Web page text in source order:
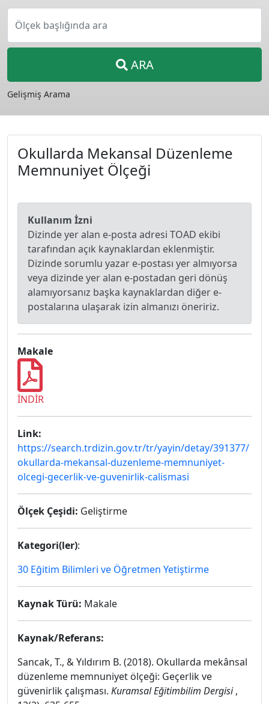
Ölçek başlığında ara
ARA
Gelişmiş Arama
Okullarda Mekansal Düzenleme
Memnuniyet Ölçeği
Kullanım İzni
Dizinde yer alan e-posta adresi TOAD ekibi
tarafından açık kaynaklardan eklenmiştir.
Dizinde sorumlu yazar e-postası yer almıyorsa
veya dizinde yer alan e-postadan geri dönüş
alamıyorsanız başka kaynaklardan diğer e-
postalarına ulaşarak izin almanızı öneririz.
Makale
İNDİR
Link:
https://search.trdizin.gov.tr/tr/yayin/detay/391377/
okullarda-mekansal-duzenleme-memnuniyet-
olcegi-gecerlik-ve-guvenirlik-calismasi
Ölçek Çeşidi: Geliştirme
Kategori(ler):
30 Eğitim Bilimleri ve Öğretmen Yetiştirme
Kaynak Türü: Makale
Kaynak/Referans:
Sancak, T., & Yıldırım B. (2018). Okullarda mekânsal
düzenleme memnuniyet ölçeği: Geçerlik ve
güvenirlik çalışması. Kuramsal Eğitimbilim Dergisi,